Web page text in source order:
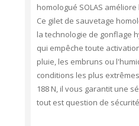
homologué SOLAS
Ce gilet de sauvetage
la technologie de gonflage
qui empêche toute
pluie, les embruns ou
conditions les plus
188 N, il vous garantit une
tout est question de